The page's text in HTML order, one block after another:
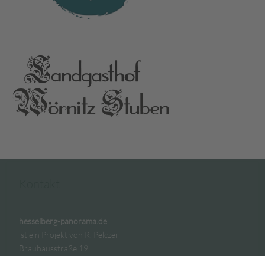
hesselberg-panorama.de
ist ein Projekt von R. Pelczer
Brauhausstraße 19,